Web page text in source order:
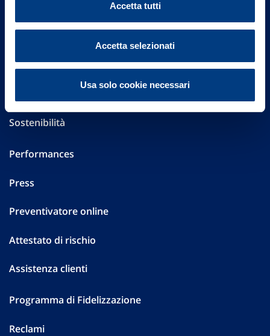
Accetta tutti
Accetta selezionati
Usa solo cookie necessari
Investor Relations
Sostenibilità
Performances
Press
Preventivatore online
Attestato di rischio
Assistenza clienti
Programma di Fidelizzazione
Reclami